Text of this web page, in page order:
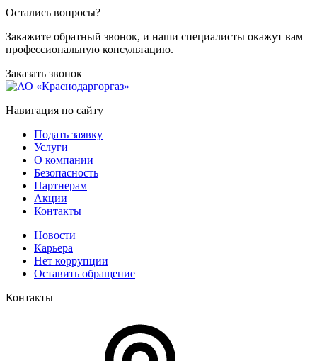
Остались вопросы?
Закажите обратный звонок, и наши специалисты окажут вам
профессиональную консультацию.
Заказать звонок
Навигация по сайту
Подать заявку
Услуги
О компании
Безопасность
Партнерам
Акции
Контакты
Новости
Карьера
Нет коррупции
Оставить обращение
Контакты